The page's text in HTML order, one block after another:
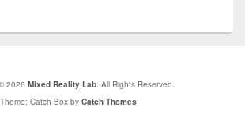
2026 Mixed Reality Lab. All Rights Reserved.
Theme: Catch Box by Catch Themes